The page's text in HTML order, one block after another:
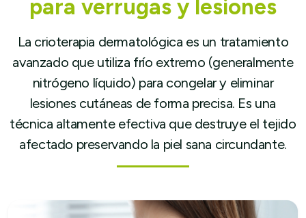
para verrugas y lesiones
La crioterapia dermatológica es un tratamiento
avanzado que utiliza frío extremo (generalmente
nitrógeno líquido) para congelar y eliminar
lesiones cutáneas de forma precisa. Es una
técnica altamente efectiva que destruye el tejido
afectado preservando la piel sana circundante.